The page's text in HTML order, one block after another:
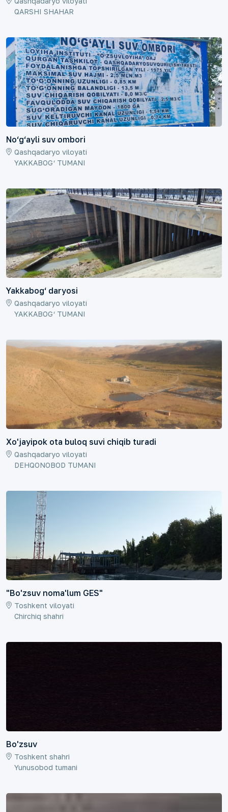
QARSHI SHAHAR
No‘g‘ayli suv ombori
Qashqadaryo viloyati
YAKKABOG‘ TUMANI
Yakkabog‘ daryosi
Qashqadaryo viloyati
YAKKABOG‘ TUMANI
Xo'jayipok ota buloq suvi chiqib turadi
Qashqadaryo viloyati
DEHQONOBOD TUMANI
"Bo'zsuv noma'lum GES"
Toshkent viloyati
Chirchiq shahri
Bo'zsuv
Toshkent shahri
Yunusobod tumani